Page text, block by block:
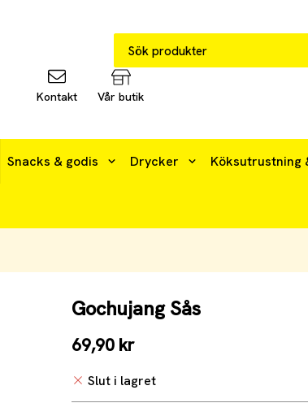
Kontakt Vår butik
Snacks & godis Drycker Köksutrustning
Gochujang Sås
69,90 kr
Slut i lagret